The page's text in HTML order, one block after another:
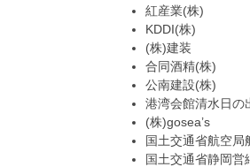
紅産業(株)
KDDI(株)
(株)建装
合同酒精(株)
公南建設(株)
港湾会館清水日の
(株)gosea’s
国土交通省航空局
国土交通省静岡営